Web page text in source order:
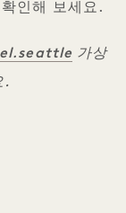
인해 보세요.
가상
.